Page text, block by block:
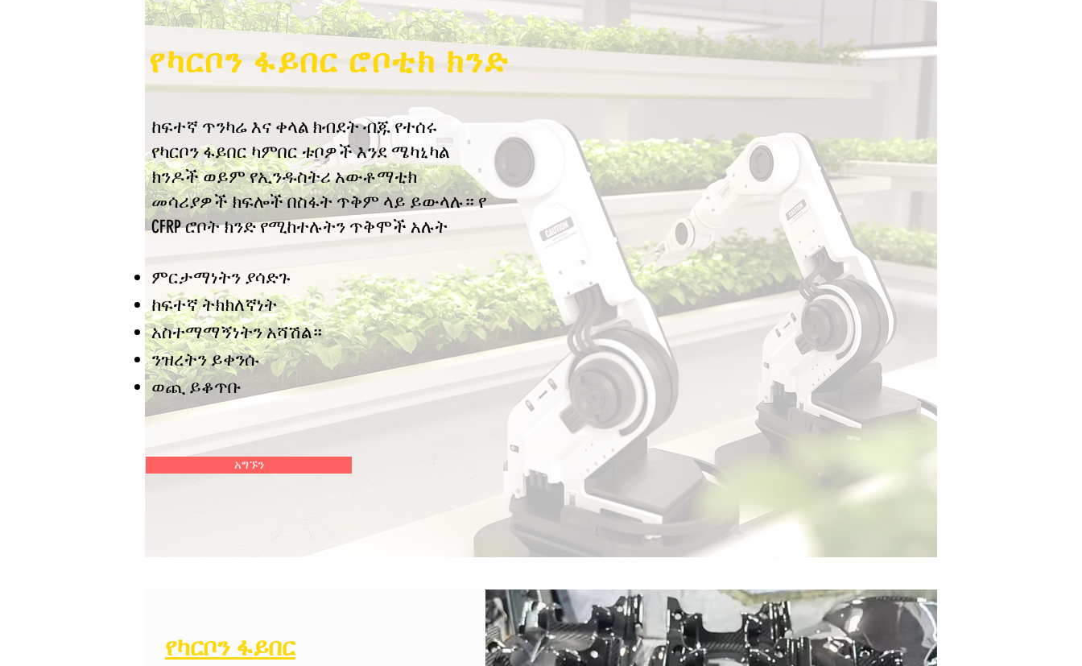
የካርቦን ፋይበር ሮቦቲክ ክንድ
ከፍተኛ ጥንካሬ እና ቀላል ክብደት ብጁ የተሰሩ
የካርቦን ፋይበር ካምበር ቱቦዎች እንደ ሜካኒካል
ክንዶች ወይም የኢንዱስትሪ አውቶማቲክ
መሳሪያዎች ክፍሎች በስፋት ጥቅም ላይ ይውላሉ። የ
CFRP ሮቦት ክንድ የሚከተሉትን ጥቅሞች አሉት
ምርታማነትን ያሳድጉ
ከፍተኛ ትክክለኛነት
አስተማማኝነትን አሻሽል።
ንዝረትን ይቀንሱ
ወጪ ይቆጥቡ
አግኙን
የካርቦን ፋይበር